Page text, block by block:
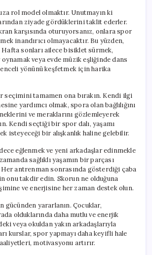
rol model olmaktır. Unutmayın ki
ziyade gördüklerini taklit ederler.
karşısında oturuyorsanız, onlara spor
inandırıcı olmayacaktır. Bu yüzden,
sonları ailece bisiklet sürmek,
veya evde müzik eşliğinde dans
yönünü keşfetmek için harika
seçimini tamamen ona bırakın. Kendi ilgi
yardımcı olmak, spora olan bağlılığını
ve meraklarını gözlemleyerek
Kendi seçtiği bir spor dalı, yaşamı
isteyeceği bir alışkanlık haline gelebilir.
eğlenmek ve yeni arkadaşlar edinmekle
sağlıklı yaşamın bir parçası
antrenman sonrasında gösterdiği çaba
onu takdir edin. Skorun ne olduğuna
ve enerjisine her zaman destek olun.
gücünden yararlanın. Çocuklar,
olduklarında daha mutlu ve enerjik
veya okuldan yakın arkadaşlarıyla
kurslar, spor yapmayı daha keyifli hale
motivasyonu artırır.